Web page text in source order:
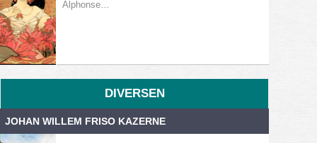
Alphonse…
DIVERSEN
JOHAN WILLEM FRISO KAZERNE